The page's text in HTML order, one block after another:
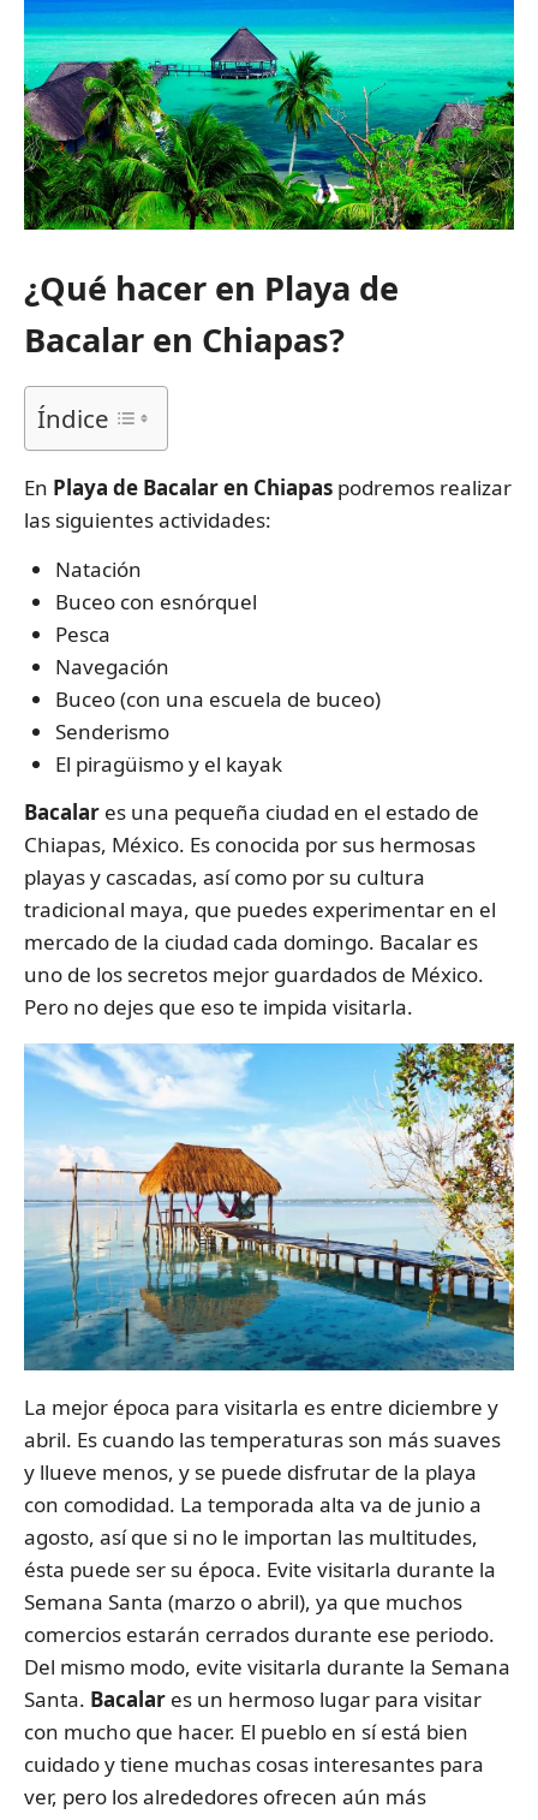
¿Qué hacer en Playa de
Bacalar en Chiapas?
Índice
En Playa de Bacalar en Chiapas podremos realizar
las siguientes actividades:
Natación
Buceo con esnórquel
Pesca
Navegación
Buceo (con una escuela de buceo)
Senderismo
El piragüismo y el kayak
Bacalar es una pequeña ciudad en el estado de
Chiapas, México. Es conocida por sus hermosas
playas y cascadas, así como por su cultura
tradicional maya, que puedes experimentar en el
mercado de la ciudad cada domingo. Bacalar es
uno de los secretos mejor guardados de México.
Pero no dejes que eso te impida visitarla.
La mejor época para visitarla es entre diciembre y
abril. Es cuando las temperaturas son más suaves
y llueve menos, y se puede disfrutar de la playa
con comodidad. La temporada alta va de junio a
agosto, así que si no le importan las multitudes,
ésta puede ser su época. Evite visitarla durante la
Semana Santa (marzo o abril), ya que muchos
comercios estarán cerrados durante ese periodo.
Del mismo modo, evite visitarla durante la Semana
Santa. Bacalar es un hermoso lugar para visitar
con mucho que hacer. El pueblo en sí está bien
cuidado y tiene muchas cosas interesantes para
ver, pero los alrededores ofrecen aún más